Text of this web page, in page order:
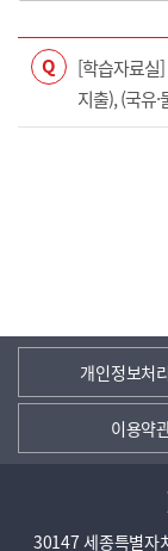
Q
[학습자료실
지출), (국유
개인정보처
이용약
30147 세종특별자